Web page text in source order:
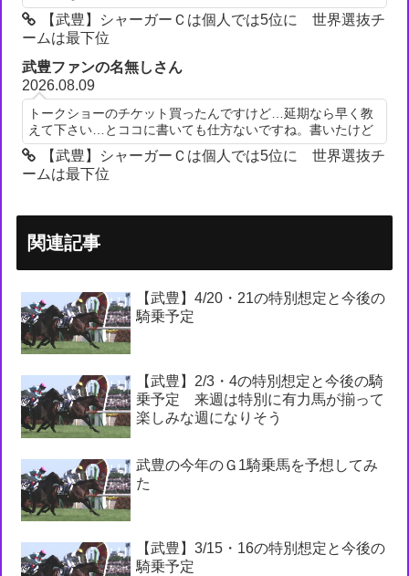
【武豊】シャーガーＣは個人では5位に 世界選抜チ
ームは最下位
武豊ファンの名無しさん
2026.08.09
トークショーのチケット買ったんですけど…延期なら早く教
えて下さい…とココに書いても仕方ないですね。書いたけど
【武豊】シャーガーＣは個人では5位に 世界選抜チ
ームは最下位
関連記事
【武豊】4/20・21の特別想定と今後の
騎乗予定
【武豊】2/3・4の特別想定と今後の騎
乗予定 来週は特別に有力馬が揃って
楽しみな週になりそう
武豊の今年のＧ1騎乗馬を予想してみ
た
【武豊】3/15・16の特別想定と今後の
騎乗予定